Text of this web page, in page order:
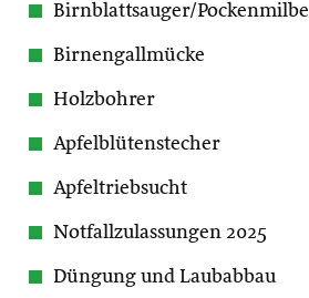
Birnblattsauger/Pockenmilbe
Birnengallmücke
Holzbohrer
Apfelblütenstecher
Apfeltriebsucht
Notfallzulassungen 2025
Düngung und Laubabbau